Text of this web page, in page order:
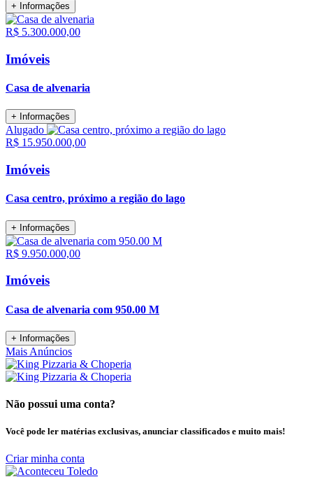
+ Informações
R$ 5.300.000,00
Imóveis
Casa de alvenaria
+ Informações
Alugado
R$ 15.950.000,00
Imóveis
Casa centro, próximo a região do lago
+ Informações
R$ 9.950.000,00
Imóveis
Casa de alvenaria com 950.00 M
+ Informações
Mais Anúncios
Não possui uma conta?
Você pode ler matérias exclusivas, anunciar classificados e muito mais!
Criar minha conta